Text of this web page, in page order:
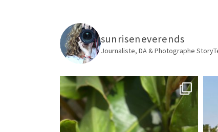
sunriseneverends
Journaliste, DA & Photographe